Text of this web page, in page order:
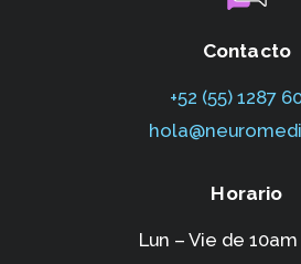
Contacto
+52 (55) 1287
Horario
Lun – Vie de